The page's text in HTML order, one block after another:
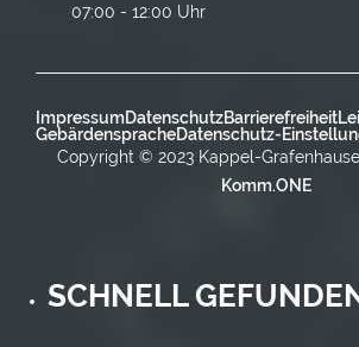
07:00 - 12:00
ImpressumDatenschutzBarrierefreiheit
GebärdenspracheDatenschutz-
Copyright © 2023 Kappel-
Komm.ONE
SCHNELL